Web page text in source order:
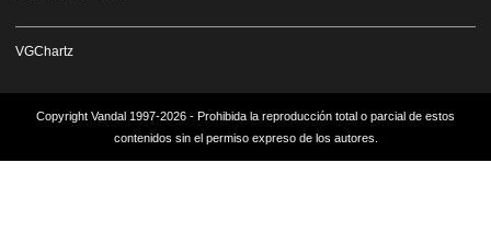
VGChartz
Copyright Vandal 1997-2026 - Prohibida la reproducción total o parcial de estos
contenidos sin el permiso expreso de los autores.